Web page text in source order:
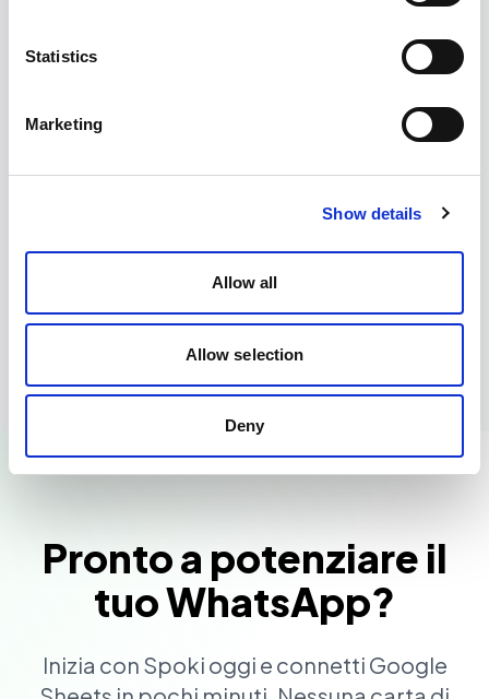
Statistics
Marketing
Show details
Allow all
Allow selection
Deny
conversazionale, l'attrito uccide la
conversione. Integrando Google Sheets
intelligente per i tuoi clienti.
Pronto a potenziare il
tuo WhatsApp?
Inizia con Spoki oggi e connetti Google